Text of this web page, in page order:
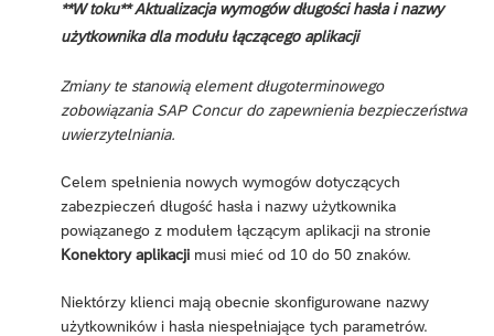
**W toku** Aktualizacja wymogów długości hasła i nazwy
użytkownika dla modułu łączącego aplikacji
Zmiany te stanowią element długoterminowego
zobowiązania SAP Concur do zapewnienia bezpieczeństwa
uwierzytelniania.
Celem spełnienia nowych wymogów dotyczących
zabezpieczeń długość hasła i nazwy użytkownika
powiązanego z modułem łączącym aplikacji na stronie
Konektory aplikacji musi mieć od 10 do 50 znaków.
Niektórzy klienci mają obecnie skonfigurowane nazwy
użytkowników i hasła niespełniające tych parametrów.